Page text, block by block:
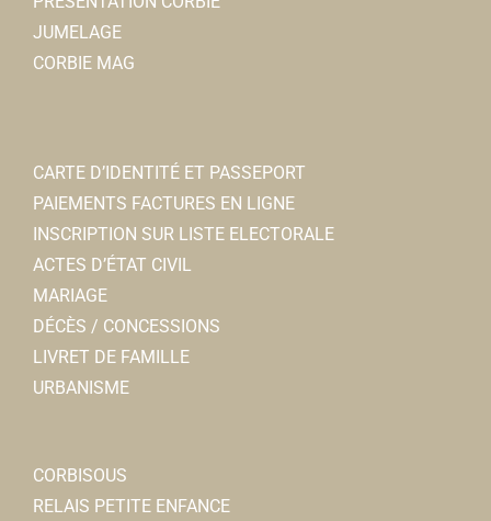
JUMELAGE
CORBIE MAG
CARTE D’IDENTITÉ ET PASSEPORT
PAIEMENTS FACTURES EN LIGNE
INSCRIPTION SUR LISTE ELECTORALE
ACTES D’ÉTAT CIVIL
MARIAGE
DÉCÈS / CONCESSIONS
LIVRET DE FAMILLE
URBANISME
CORBISOUS
RELAIS PETITE ENFANCE